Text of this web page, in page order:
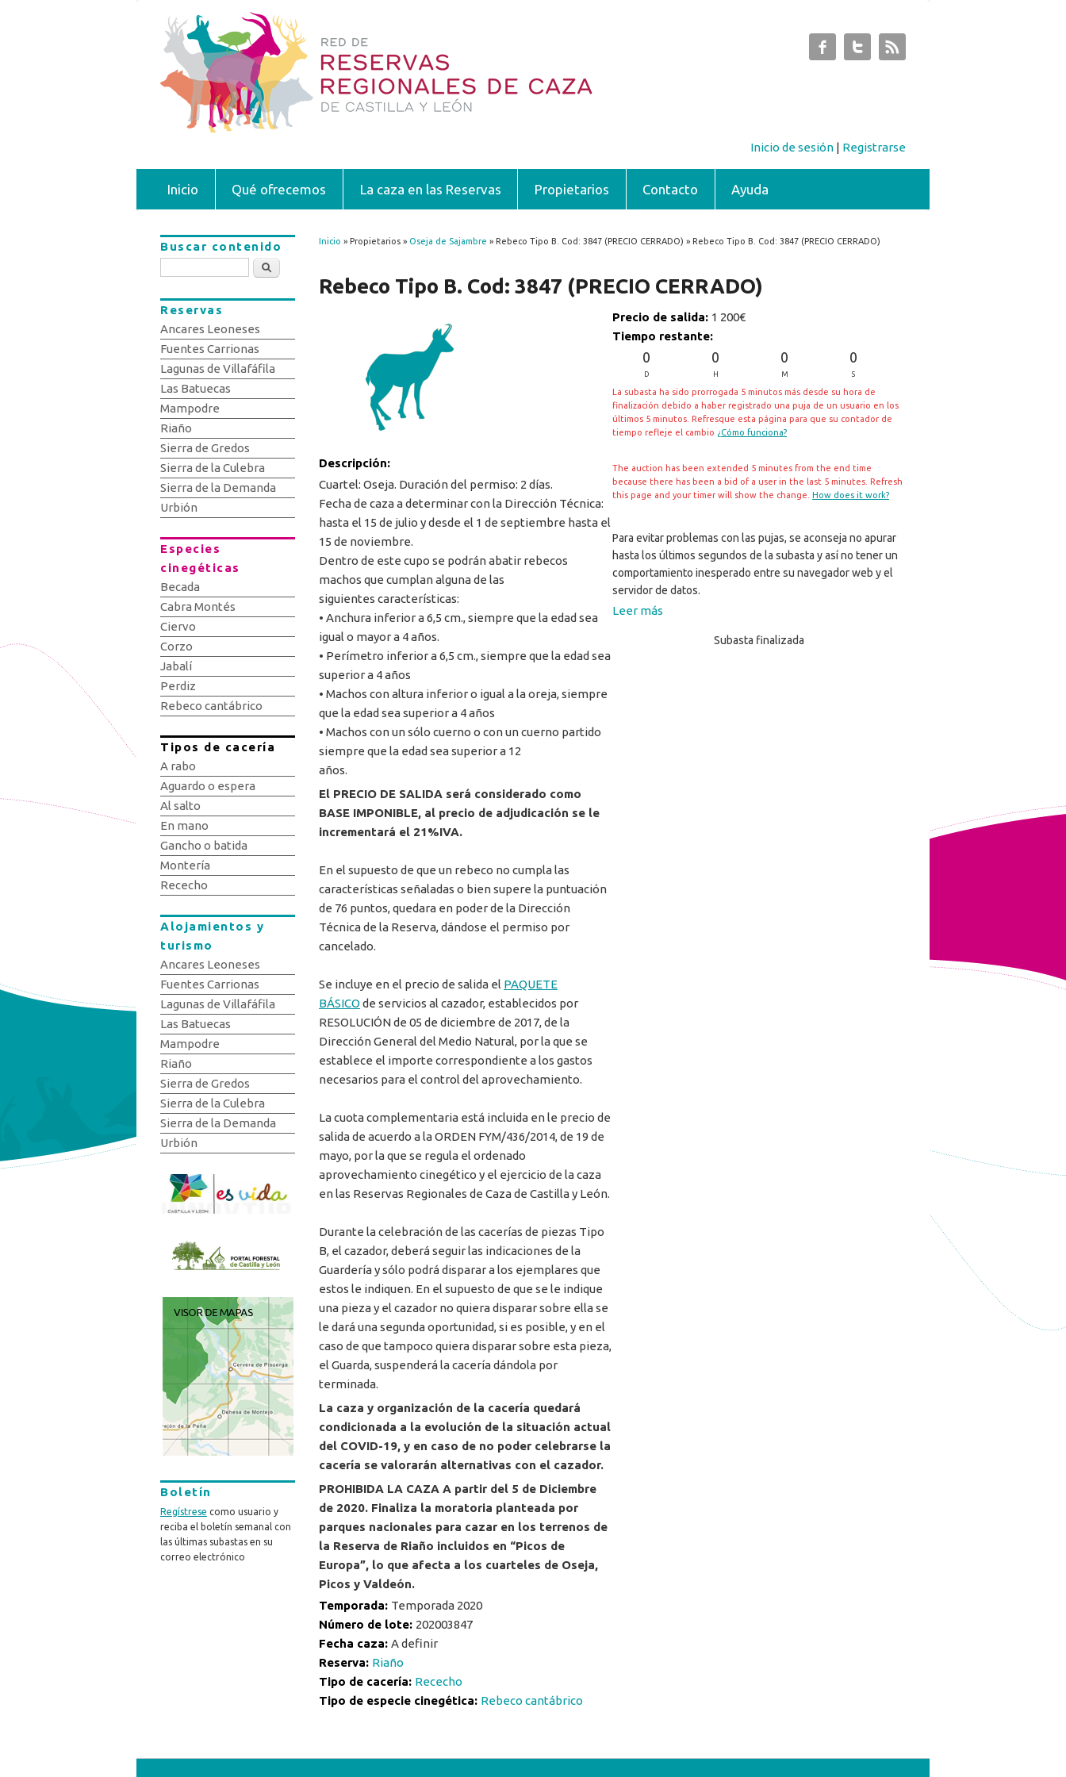
Inicio de sesión | Registrarse
Inicio Qué ofrecemos La caza en las Reservas Propietarios Contacto Ayuda
Se encuentra usted aquí
Inicio » Propietarios » Oseja de Sajambre » Rebeco Tipo B. Cod: 3847 (PRECIO CERRADO) » Rebeco Tipo B. Cod: 3847 (PRECIO CERRADO)
Rebeco Tipo B. Cod: 3847 (PRECIO CERRADO)
Descripción:
Cuartel: Oseja. Duración del permiso: 2 días.
Fecha de caza a determinar con la Dirección Técnica:
hasta el 15 de julio y desde el 1 de septiembre hasta el
15 de noviembre.
Dentro de este cupo se podrán abatir rebecos
machos que cumplan alguna de las
siguientes características:
• Anchura inferior a 6,5 cm., siempre que la edad sea
igual o mayor a 4 años.
• Perímetro inferior a 6,5 cm., siempre que la edad sea
superior a 4 años
• Machos con altura inferior o igual a la oreja, siempre
que la edad sea superior a 4 años
• Machos con un sólo cuerno o con un cuerno partido
siempre que la edad sea superior a 12
años.
El PRECIO DE SALIDA será considerado como
BASE IMPONIBLE, al precio de adjudicación se le
incrementará el 21%IVA.
En el supuesto de que un rebeco no cumpla las
características señaladas o bien supere la puntuación
de 76 puntos, quedara en poder de la Dirección
Técnica de la Reserva, dándose el permiso por
cancelado.
Se incluye en el precio de salida el PAQUETE
BÁSICO de servicios al cazador, establecidos por
RESOLUCIÓN de 05 de diciembre de 2017, de la
Dirección General del Medio Natural, por la que se
establece el importe correspondiente a los gastos
necesarios para el control del aprovechamiento.
La cuota complementaria está incluida en le precio de
salida de acuerdo a la ORDEN FYM/436/2014, de 19 de
mayo, por la que se regula el ordenado
aprovechamiento cinegético y el ejercicio de la caza
en las Reservas Regionales de Caza de Castilla y León.
Durante la celebración de las cacerías de piezas Tipo
B, el cazador, deberá seguir las indicaciones de la
Guardería y sólo podrá disparar a los ejemplares que
estos le indiquen. En el supuesto de que se le indique
una pieza y el cazador no quiera disparar sobre ella se
le dará una segunda oportunidad, si es posible, y en el
caso de que tampoco quiera disparar sobre esta pieza,
el Guarda, suspenderá la cacería dándola por
terminada.
La caza y organización de la cacería quedará
condicionada a la evolución de la situación actual
del COVID-19, y en caso de no poder celebrarse la
cacería se valorarán alternativas con el cazador.
PROHIBIDA LA CAZA A partir del 5 de Diciembre
de 2020. Finaliza la moratoria planteada por
parques nacionales para cazar en los terrenos de
la Reserva de Riaño incluidos en “Picos de
Europa”, lo que afecta a los cuarteles de Oseja,
Picos y Valdeón.
Temporada: Temporada 2020
Número de lote: 202003847
Fecha caza: A definir
Reserva: Riaño
Tipo de cacería: Rececho
Tipo de especie cinegética: Rebeco cantábrico
Precio de salida: 1 200€
Tiempo restante:
0
D
0
H
0
M
0
S
La subasta ha sido prorrogada 5 minutos más desde su hora de
finalización debido a haber registrado una puja de un usuario en los
últimos 5 minutos. Refresque esta página para que su contador de
tiempo refleje el cambio ¿Cómo funciona?
The auction has been extended 5 minutes from the end time
because there has been a bid of a user in the last 5 minutes. Refresh
this page and your timer will show the change.
How does it work?
Para evitar problemas con las pujas, se aconseja no apurar
hasta los últimos segundos de la subasta y así no tener un
comportamiento inesperado entre su navegador web y el
servidor de datos.
Leer más
Subasta finalizada
Buscar contenido
Buscar
Reservas
Ancares Leoneses
Fuentes Carrionas
Lagunas de Villafáfila
Las Batuecas
Mampodre
Riaño
Sierra de Gredos
Sierra de la Culebra
Sierra de la Demanda
Urbión
Especies
cinegéticas
Becada
Cabra Montés
Ciervo
Corzo
Jabalí
Perdiz
Rebeco cantábrico
Tipos de cacería
A rabo
Aguardo o espera
Al salto
En mano
Gancho o batida
Montería
Rececho
Alojamientos y
turismo
Ancares Leoneses
Fuentes Carrionas
Lagunas de Villafáfila
Las Batuecas
Mampodre
Riaño
Sierra de Gredos
Sierra de la Culebra
Sierra de la Demanda
Urbión
Boletín
Regístrese como usuario y
reciba el boletín semanal con
las últimas subastas en su
correo electrónico